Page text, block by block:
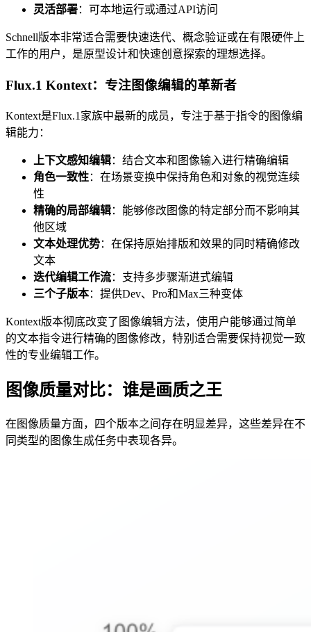
灵活部署：可本地运行或通过API访问
Schnell版本非常适合需要快速迭代、概念验证或在有限硬件上
工作的用户，是原型设计和快速创意探索的理想选择。
Flux.1 Kontext：专注图像编辑的革新者
Kontext是Flux.1家族中最新的成员，专注于基于指令的图像编
辑能力：
上下文感知编辑：结合文本和图像输入进行精确编辑
角色一致性：在场景变换中保持角色和对象的视觉连续
性
精确的局部编辑：能够修改图像的特定部分而不影响其
他区域
文本处理优势：在保持原始排版和效果的同时精确修改
文本
迭代编辑工作流：支持多步骤渐进式编辑
三个子版本：提供Dev、Pro和Max三种变体
Kontext版本彻底改变了图像编辑方法，使用户能够通过简单
的文本指令进行精确的图像修改，特别适合需要保持视觉一致
性的专业编辑工作。
图像质量对比：谁是画质之王
在图像质量方面，四个版本之间存在明显差异，这些差异在不
同类型的图像生成任务中表现各异。